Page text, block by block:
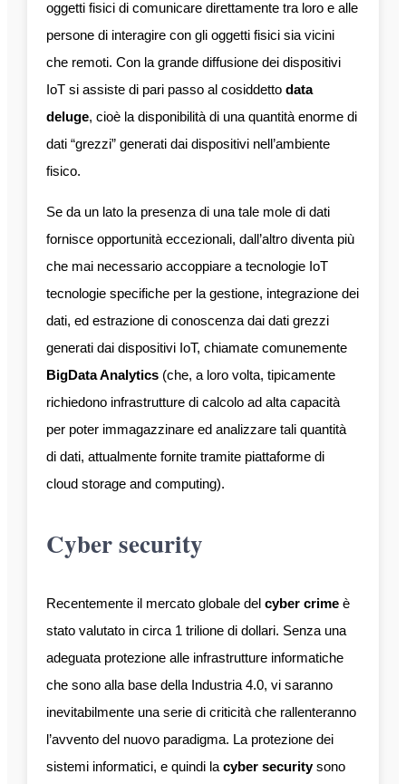
oggetti fisici di comunicare direttamente tra loro e alle
persone di interagire con gli oggetti fisici sia vicini
che remoti. Con la grande diffusione dei dispositivi
IoT si assiste di pari passo al cosiddettodata
deluge, cioè la disponibilità di una quantità enorme di
dati “grezzi” generati dai dispositivi nell’ambiente
fisico.
Se da un lato la presenza di una tale mole di dati
fornisce opportunità eccezionali, dall’altro diventa più
che mai necessario accoppiare a tecnologie IoT
tecnologie specifiche per la gestione, integrazione dei
dati, ed estrazione di conoscenza dai dati grezzi
generati dai dispositivi IoT, chiamate comunemente
BigData Analytics (che, a loro volta, tipicamente
richiedono infrastrutture di calcolo ad alta capacità
per poter immagazzinare ed analizzare tali quantità
di dati, attualmente fornite tramite piattaforme di
cloud storage and computing).
Cyber security
Recentemente il mercato globale delcyber crime è
stato valutato in circa 1 trilione di dollari. Senza una
adeguata protezione alle infrastrutture informatiche
che sono alla base della Industria 4.0, vi saranno
inevitabilmente una serie di criticità che rallenteranno
l’avvento del nuovo paradigma. La protezione dei
sistemi informatici, e quindi lacyber securitysono